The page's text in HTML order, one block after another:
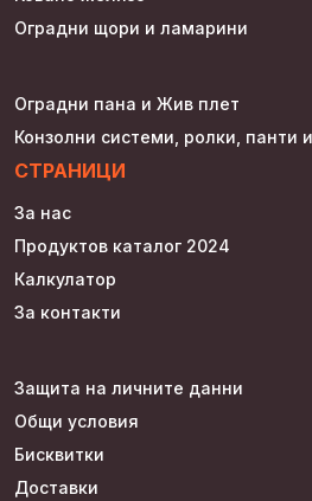
Оградни щори и ламарини
Оградни пана и Жив плет
Конзолни системи, ролки, панти
СТРАНИЦИ
За нас
Продуктов каталог 2024
Калкулатор
За контакти
Защита на личните данни
Общи условия
Бисквитки
Доставки